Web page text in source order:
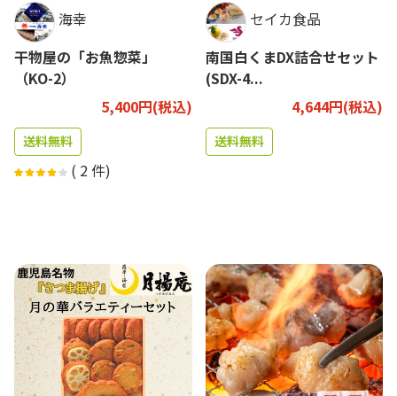
海幸
干物屋の「お魚惣菜」
（KO-2）
5,400円(税込)
送料無料
( 2 件)
セイカ食品
南国白くまDX詰合せセット
(SDX-4...
4,644円(税込)
送料無料